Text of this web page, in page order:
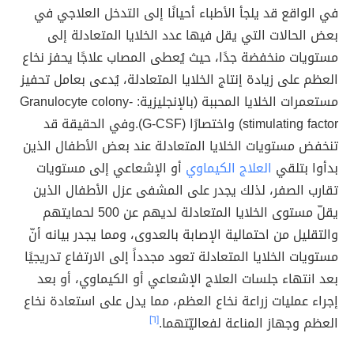
في الواقع قد يلجأ الأطباء أحيانًا إلى التدخل العلاجي في
بعض الحالات التي يقل فيها عدد الخلايا المتعادلة إلى
مستويات منخفضة جدًا، حيث يُعطى المصاب علاجًا يحفز نخاع
العظم على زيادة إنتاج الخلايا المتعادلة، يُدعى بعامل تحفيز
مستعمرات الخلايا المحببة (بالإنجليزية: Granulocyte colony-
stimulating factor) واختصارًا (G-CSF).وفي الحقيقة قد
تنخفض مستويات الخلايا المتعادلة عند بعض الأطفال الذين
بدأوا بتلقي العلاج الكيماوي أو الإشعاعي إلى مستويات
تقارب الصفر، لذلك يجدر على المشفى عزل الأطفال الذين
يقلّ مستوى الخلايا المتعادلة لديهم عن 500 لحمايتهم
والتقليل من احتمالية الإصابة بالعدوى، ومما يجدر بيانه أنّ
مستويات الخلايا المتعادلة تعود مجدداً إلى الارتفاع تدريجيًا
بعد انتهاء جلسات العلاج الإشعاعي أو الكيماوي، أو بعد
إجراء عمليات زراعة نخاع العظم، مما يدل على استعادة نخاع
العظم وجهاز المناعة لفعاليّتهما.[٦]